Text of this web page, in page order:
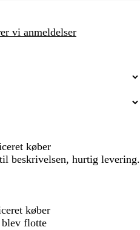
vi anmeldelser
køber
beskrivelsen, hurtig levering.
køber
flotte